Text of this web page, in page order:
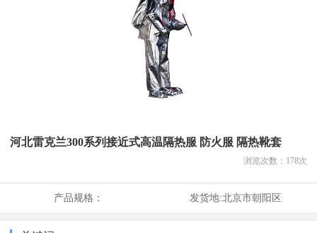
河北雷克兰300系列接近式高温隔热服 防火服 隔热靴套
浏览次数： 178次
产品规格： 发货地:北京市朝阳区